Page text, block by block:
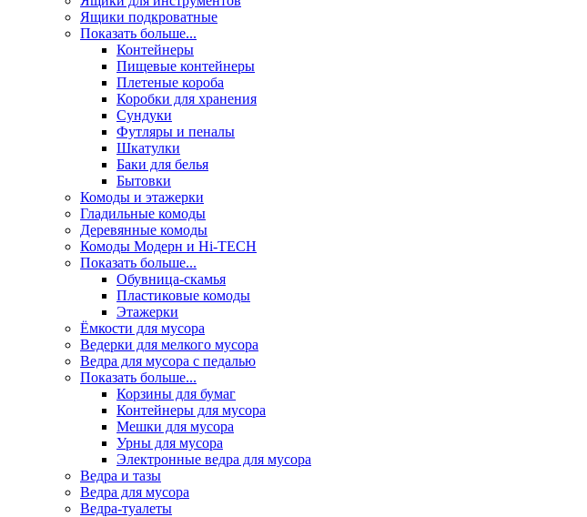
Ящики подкроватные
Показать больше...
Контейнеры
Пищевые контейнеры
Плетеные короба
Коробки для хранения
Сундуки
Футляры и пеналы
Шкатулки
Баки для белья
Бытовки
Комоды и этажерки
Гладильные комоды
Деревянные комоды
Комоды Модерн и Hi-TECH
Показать больше...
Обувница-скамья
Пластиковые комоды
Этажерки
Ёмкости для мусора
Ведерки для мелкого мусора
Ведра для мусора с педалью
Показать больше...
Корзины для бумаг
Контейнеры для мусора
Мешки для мусора
Урны для мусора
Электронные ведра для мусора
Ведра и тазы
Ведра для мусора
Ведра-туалеты